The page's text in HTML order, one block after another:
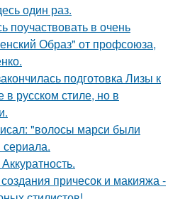
один раз.
поучаствовать в очень
Образ" от профсоюза,
подготовка Лизы к
в русском стиле, но в
"волосы марси были
причесок и макияжа -